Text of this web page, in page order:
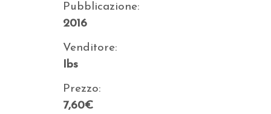
Pubblicazione:
2016
Venditore:
Ibs
Prezzo:
7,60€